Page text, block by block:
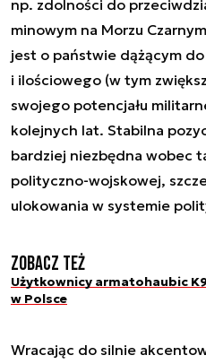
np. zdolności do
minowym na Morzu
jest o państwie dążącym
i ilościowego (w tym
swojego potencjału
kolejnych lat. Stabilna
bardziej niezbędna wobec
polityczno-wojskowej,
ulokowania w systemie
Zobacz też
Użytkownicy armatohaubic
w Polsce
Wracając do silnie